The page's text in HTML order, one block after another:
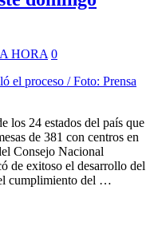
HORA 0
los 24 estados del país que
de 381 con centros en
Consejo Nacional
de exitoso el desarrollo del
cumplimiento del …